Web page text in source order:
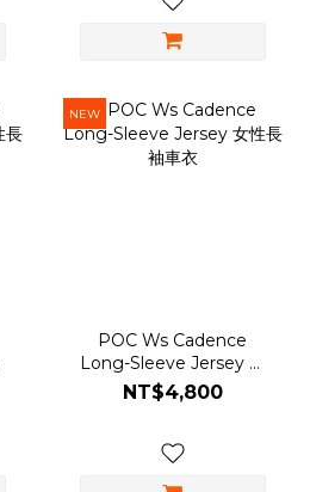
NEW
POC Ws Cadence
Long-Sleeve Jersey 女
性長袖車衣
NT$4,800